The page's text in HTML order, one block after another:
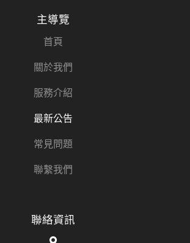
主導覽
首頁
關於我們
服務介紹
最新公告
常見問題
聯繫我們
聯絡資訊